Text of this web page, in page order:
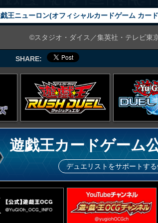
王ニューロン(オフィシャルカードゲーム カー
©スタジオ・ダイス／集英社・テレビ東
SHARE:
遊戯王カードゲーム
デュエリストをサポートす